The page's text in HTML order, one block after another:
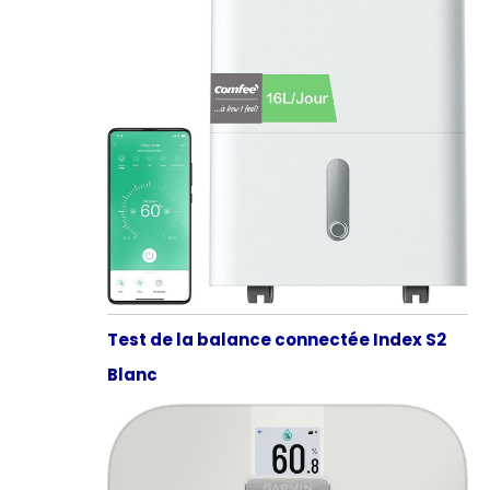
Test de la balance connectée Index S2
Blanc